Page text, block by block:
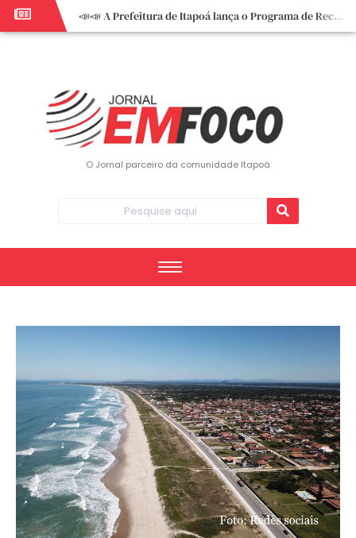
📣📣 A Prefeitura de Itapoá lança o Programa de Recuperação Fiscal (REFIS).
📢 Empreendedor do turismo, esta oportunidade é para você! Itapoá – SC.
O Jornal parceiro da comunidade Itapoá